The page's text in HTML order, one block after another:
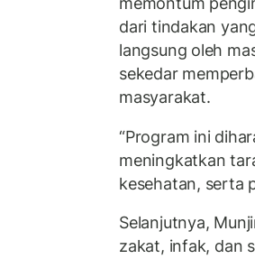
dari tindakan
langsung oleh
sekedar
masyarakat.
“Program ini
meningkatkan
kesehatan, serta
Selanjutnya,
zakat, infak, dan